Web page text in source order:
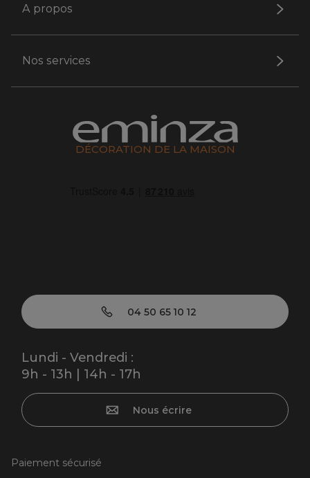
A propos
Nos services
DÉCORATION DE LA MAISON
04 50 65 10 12
Lundi - Vendredi :
9h - 13h | 14h - 17h
Nous écrire
Paiement sécurisé